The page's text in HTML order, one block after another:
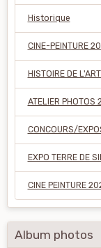
Historique
CINE-PEINTURE
HISTOIRE DE
ATELIER PHOTOS
CONCOURS/
EXPO TERRE DE
CINE PEINTURE
Album photos